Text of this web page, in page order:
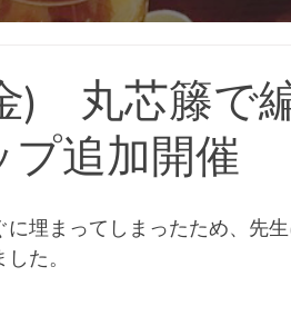
) 丸芯籐で
プ追加開催
埋まってしまったため、先
た。